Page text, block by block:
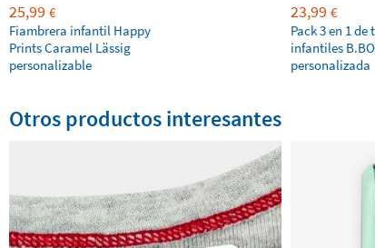
25,99 €
Fiambrera infantil Happy
Prints Caramel Lässig
personalizable
23,99 €
Pack 3 en 1 de
infantiles
personalizada
Otros productos interesantes